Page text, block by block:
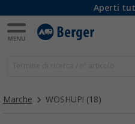
Aperti
Marche WOSHUP! (18)